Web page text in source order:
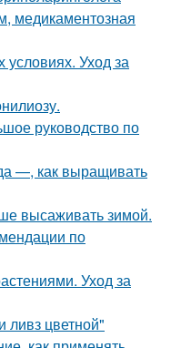
медикаментозная
Уход за
руководство по
—, как выращивать
высаживать зимой.
по
Уход за
цветной"